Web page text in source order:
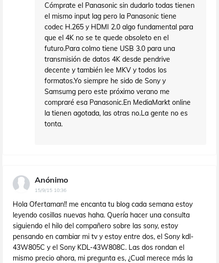
Cómprate el Panasonic sin dudarlo todas tienen
el mismo input lag pero la Panasonic tiene
codec H.265 y HDMI 2.0 algo fundamental para
que el 4K no se te quede obsoleto en el
futuro.Para colmo tiene USB 3.0 para una
transmisión de datos 4K desde pendrive
decente y también lee MKV y todos los
formatos.Yo siempre he sido de Sony y
Samsumg pero este próximo verano me
compraré esa Panasonic.En MediaMarkt online
la tienen agotada, las otras no.La gente no es
tonta.
Anónimo
15/9/15 10:36
Hola Ofertaman!! me encanta tu blog cada semana estoy
leyendo cosillas nuevas haha. Quería hacer una consulta
siguiendo el hilo del compañero sobre las sony, estoy
pensando en cambiar mi tv y estoy entre dos, el Sony kdl-
43W805C y el Sony KDL-43W808C. Las dos rondan el
mismo precio ahora, mi pregunta es, ¿Cual merece más la